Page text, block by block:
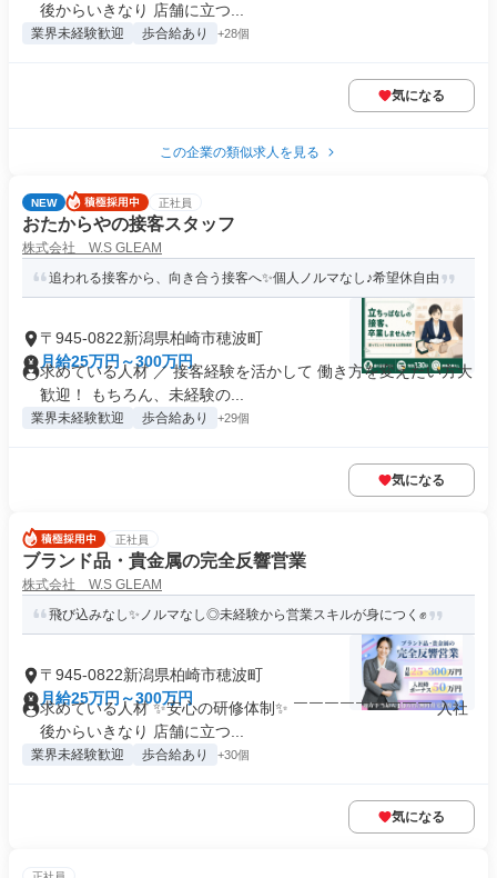
後からいきなり 店舗に立つ...
業界未経験歓迎 歩合給あり +28個
気になる
この企業の類似求人を見る
NEW 正社員
おたからやの接客スタッフ
株式会社 W.S GLEAM
追われる接客から、向き合う接客へ✨個人ノルマなし♪希望休自由
〒945-0822新潟県柏崎市穂波町
月給25万円～300万円
求めている人材 ／ 接客経験を活かして 働き方を変えたい方大
歓迎！ もちろん、未経験の...
業界未経験歓迎 歩合給あり +29個
気になる
正社員
ブランド品・貴金属の完全反響営業
株式会社 W.S GLEAM
飛び込みなし✨ノルマなし◎未経験から営業スキルが身につく✊
〒945-0822新潟県柏崎市穂波町
月給25万円～300万円
求めている人材 ✨安心の研修体制✨ ￣￣￣￣￣￣￣￣￣ 入社
後からいきなり 店舗に立つ...
業界未経験歓迎 歩合給あり +30個
気になる